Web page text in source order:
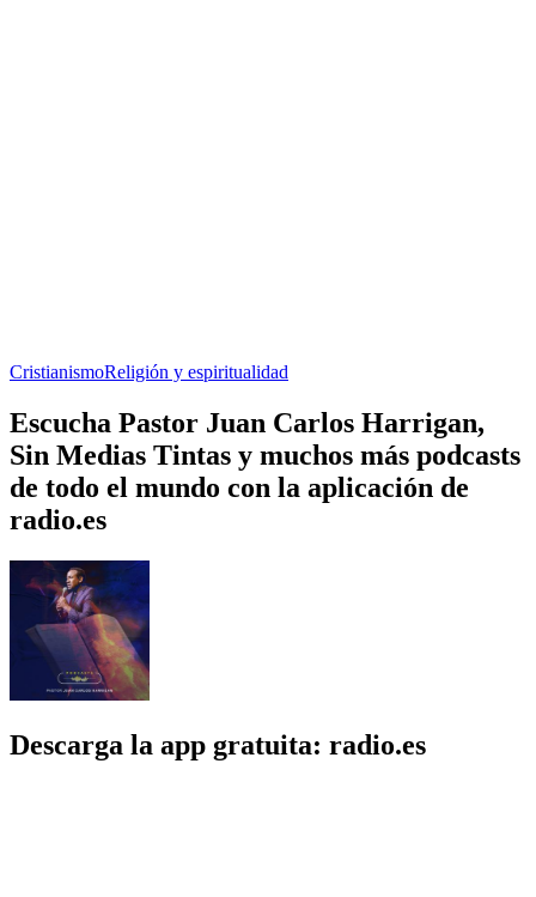
CristianismoReligión y espiritualidad
Escucha Pastor Juan Carlos Harrigan,
Sin Medias Tintas y muchos más podcasts
de todo el mundo con la aplicación de
radio.es
Descarga la app gratuita: radio.es